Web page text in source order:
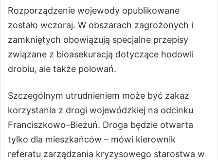
Rozporządzenie wojewody opublikowane
zostało wczoraj. W obszarach zagrożonych i
zamkniętych obowiązują specjalne przepisy
związane z bioasekuracją dotyczące hodowli
drobiu, ale także polowań.
Szczególnym utrudnieniem może być zakaz
korzystania z drogi wojewódzkiej na odcinku
Franciszkowo–Bieżuń. Droga będzie otwarta
tylko dla mieszkańców – mówi kierownik
referatu zarządzania kryzysowego starostwa w